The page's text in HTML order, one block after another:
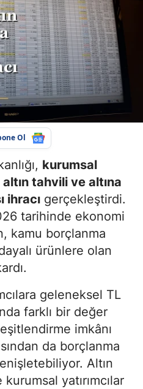
Ol
kurumsal
tahvili ve altına
ihracı gerçekleştirdi.
tarihinde ekonomi
kamu borçlanma
ürünlere olan
geleneksel TL
farklı bir değer
imkânı
da borçlanma
Altın
yatırımcılar